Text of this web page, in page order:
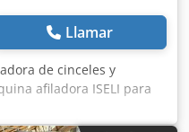
Llamar
de cinceles y
afiladora ISELI para
de un motor básico
en la brida de montaje